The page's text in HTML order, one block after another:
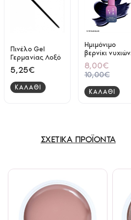
Πινέλο Gel
Γερμανίας Λοξό
5,25€
ΚΑΛΑΘΙ
Ημιμόνιμο
βερνίκι νυχιών
VI Beauty VI-
999 Hemma
Free 15ml
8,00€
10,00€
ΚΑΛΑΘΙ
ΣΧΕΤΙΚΑ ΠΡΟΪΟΝΤΑ